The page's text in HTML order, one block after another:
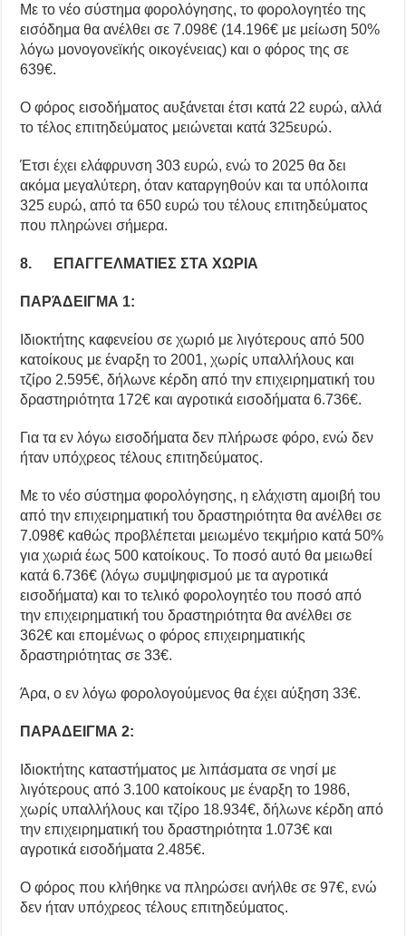
Με το νέο σύστημα φορολόγησης, το φορολογητέο της
εισόδημα θα ανέλθει σε 7.098€ (14.196€ με μείωση 50%
λόγω μονογονεϊκής οικογένειας) και ο φόρος της σε
639€.
Ο φόρος εισοδήματος αυξάνεται έτσι κατά 22 ευρώ, αλλά
το τέλος επιτηδεύματος μειώνεται κατά 325ευρώ.
Έτσι έχει ελάφρυνση 303 ευρώ, ενώ το 2025 θα δει
ακόμα μεγαλύτερη, όταν καταργηθούν και τα υπόλοιπα
325 ευρώ, από τα 650 ευρώ του τέλους επιτηδεύματος
που πληρώνει σήμερα.
8. ΕΠΑΓΓΕΛΜΑΤΙΕΣ ΣΤΑ ΧΩΡΙΑ
ΠΑΡΆΔΕΙΓΜΑ 1:
Ιδιοκτήτης καφενείου σε χωριό με λιγότερους από 500
κατοίκους με έναρξη το 2001, χωρίς υπαλλήλους και
τζίρο 2.595€, δήλωνε κέρδη από την επιχειρηματική του
δραστηριότητα 172€ και αγροτικά εισοδήματα 6.736€.
Για τα εν λόγω εισοδήματα δεν πλήρωσε φόρο, ενώ δεν
ήταν υπόχρεος τέλους επιτηδεύματος.
Με το νέο σύστημα φορολόγησης, η ελάχιστη αμοιβή του
από την επιχειρηματική του δραστηριότητα θα ανέλθει σε
7.098€ καθώς προβλέπεται μειωμένο τεκμήριο κατά 50%
για χωριά έως 500 κατοίκους. Το ποσό αυτό θα μειωθεί
κατά 6.736€ (λόγω συμψηφισμού με τα αγροτικά
εισοδήματα) και το τελικό φορολογητέο του ποσό από
την επιχειρηματική του δραστηριότητα θα ανέλθει σε
362€ και επομένως ο φόρος επιχειρηματικής
δραστηριότητας σε 33€.
Άρα, ο εν λόγω φορολογούμενος θα έχει αύξηση 33€.
ΠΑΡΑΔΕΙΓΜΑ 2:
Ιδιοκτήτης καταστήματος με λιπάσματα σε νησί με
λιγότερους από 3.100 κατοίκους με έναρξη το 1986,
χωρίς υπαλλήλους και τζίρο 18.934€, δήλωνε κέρδη από
την επιχειρηματική του δραστηριότητα 1.073€ και
αγροτικά εισοδήματα 2.485€.
Ο φόρος που κλήθηκε να πληρώσει ανήλθε σε 97€, ενώ
δεν ήταν υπόχρεος τέλους επιτηδεύματος.